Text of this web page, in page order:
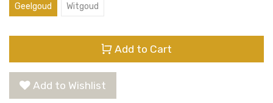
Geelgoud Witgoud
Add to Cart
Add to Wishlist